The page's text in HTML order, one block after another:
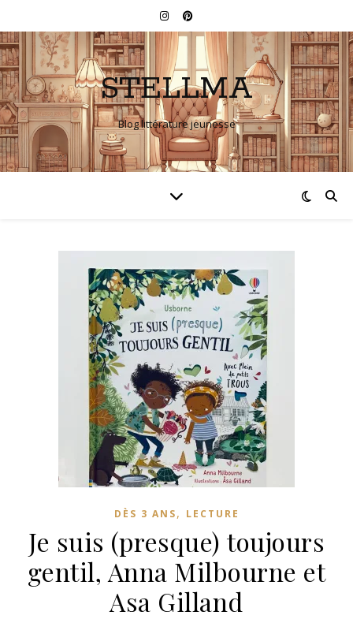
STELLMA
Blog littérature jeunesse
DÈS 3 ANS, LECTURE
Je suis (presque) toujours
gentil, Anna Milbourne et
Asa Gilland